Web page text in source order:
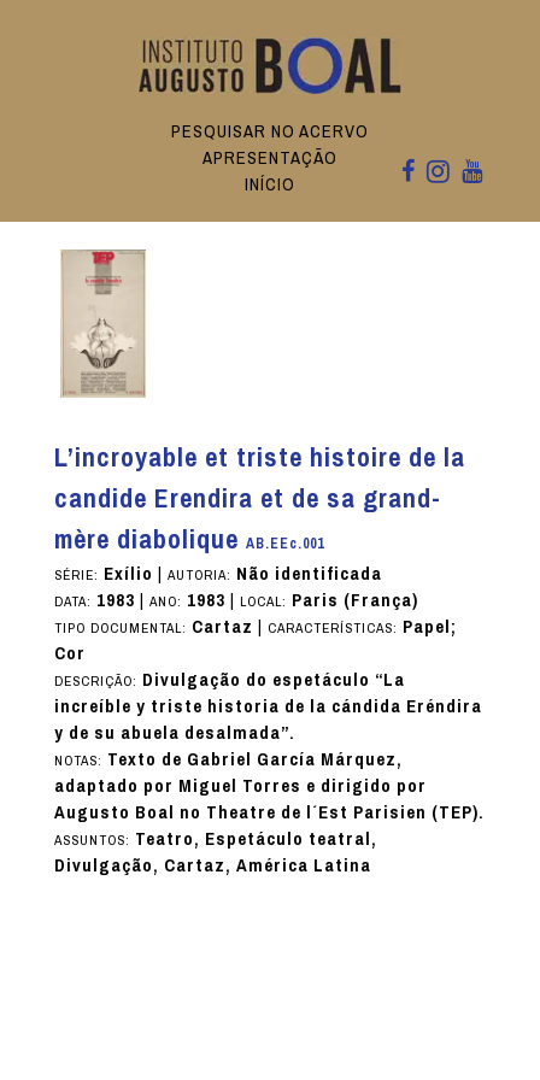
PESQUISAR NO ACERVO
APRESENTAÇÃO
INÍCIO
L’incroyable et triste histoire de la
candide Erendira et de sa grand-
mère diabolique AB.EEc.001
SÉRIE: Exílio | AUTORIA: Não identificada
DATA: 1983| ANO: 1983| LOCAL: Paris (França)
TIPO DOCUMENTAL: Cartaz | CARACTERÍSTICAS: Papel;
Cor
DESCRIÇÃO: Divulgação do espetáculo “La
increíble y triste historia de la cándida Eréndira
y de su abuela desalmada”.
NOTAS: Texto de Gabriel García Márquez,
adaptado por Miguel Torres e dirigido por
Augusto Boal no Theatre de l´Est Parisien (TEP).
ASSUNTOS: Teatro, Espetáculo teatral,
Divulgação, Cartaz, América Latina